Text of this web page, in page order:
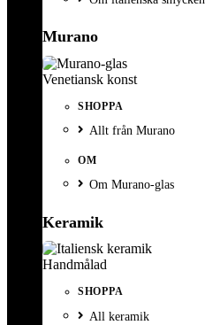
Murano
Venetiansk konst
SHOPPA
Allt från Murano
OM
Om Murano-glas
Keramik
Handmålad
SHOPPA
All keramik